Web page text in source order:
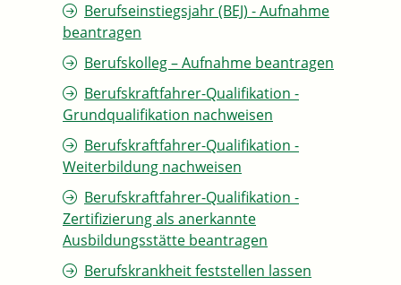
Berufseinstiegsjahr (BEJ) - Aufnahme
beantragen
Berufskolleg – Aufnahme beantragen
Berufskraftfahrer-Qualifikation -
Grundqualifikation nachweisen
Berufskraftfahrer-Qualifikation -
Weiterbildung nachweisen
Berufskraftfahrer-Qualifikation -
Zertifizierung als anerkannte
Ausbildungsstätte beantragen
Berufskrankheit feststellen lassen